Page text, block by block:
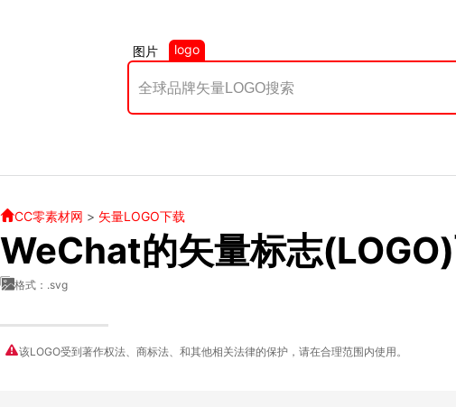
图片 logo
CC零素材网 > 矢量LOGO下载
WeChat的矢量标志
格式：.svg
该LOGO受到著作权法、商标法、和其他相关法律的保护，请在合理范围内使用。